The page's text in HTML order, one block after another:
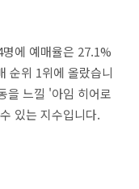
에 예매율은 27.1%
순위 1위에 올랐습니
을 느낄 '아임 히어로
있는 지수입니다.